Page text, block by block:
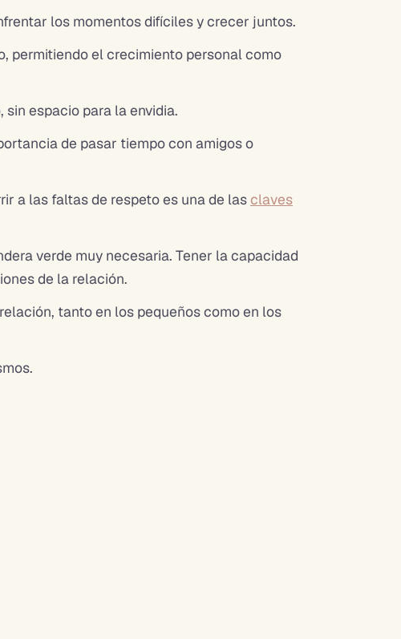
los momentos difíciles y crecer juntos.
permitiendo el crecimiento personal como
espacio para la envidia.
de pasar tiempo con amigos o
a las faltas de respeto es una de las claves
verde muy necesaria. Tener la capacidad
de la relación.
tanto en los pequeños como en los